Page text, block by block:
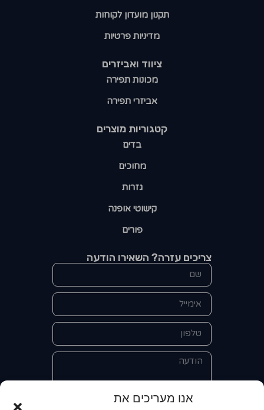
אנו מעריכים את
קטגוריות מוצרים​
בדים
מחוכים
גזרות
קישוטי אופנה
פורים
ציווד ואביזרים
מכונות תפירה
אביזרי תפירה
תקנון מועדון לקוחות
מדיניות פרטיות
צריכים עזרה? השאירו הודעה